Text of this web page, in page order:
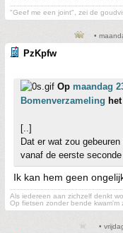
"Geef me een joint", zei de
•
PzKpfw
Op maandag
Bomenverzameling
[..]
Dat er wat zou
vanaf de eerste seconde
Ik kan hem geen
Als iedereen aan zichzelf denkt
Op fietsen zonder bende kwam'm
•